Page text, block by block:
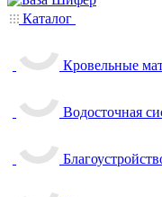
Каталог
Кровельные
Водосточная